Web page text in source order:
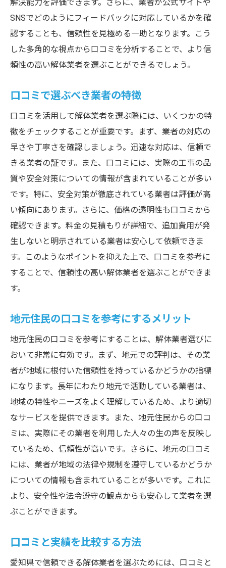
解決能力を評価できます。さらに、業者が公式サイトや
SNSでどのようにフィードバックに対応しているかを確
認することも、信頼性を見極める一助となります。こう
した多角的な視点から口コミを分析することで、より信
頼性の高い解体業者を選ぶことができるでしょう。
口コミで選ぶべき業者の特徴
口コミを活用して解体業者を選ぶ際には、いくつかの特
徴をチェックすることが重要です。まず、業者の対応の
早さや丁寧さを確認しましょう。迅速な対応は、信頼で
きる業者の証です。また、口コミには、実際の工事の品
質や安全対策についての情報が含まれていることが多い
です。特に、安全対策が徹底されている業者は評価が高
い傾向にあります。さらに、価格の透明性も口コミから
確認できます。料金の見積もりが詳細で、追加費用が発
生しないと明示されている業者は安心して依頼できま
す。このようなポイントを抑えた上で、口コミを参考に
することで、信頼性の高い解体業者を選ぶことができま
す。
地元住民の口コミを参考にするメリット
地元住民の口コミを参考にすることは、解体業者選びに
おいて非常に有効です。まず、地元での評判は、その業
者が地域に根付いた信頼性を持っているかどうかの指標
になります。長年にわたり地元で活動している業者は、
地域の特性やニーズをよく理解しているため、より適切
なサービスを提供できます。また、地元住民からの口コ
ミは、実際にその業者を利用した人々の生の声を反映し
ているため、信頼性が高いです。さらに、地元の口コミ
には、業者が地域の法律や規制を遵守しているかどうか
についての情報も含まれていることが多いです。これに
より、安全性や法令遵守の観点からも安心して業者を選
ぶことができます。
口コミと実績を比較する方法
愛知県で信頼できる解体業者を選ぶためには、口コミと